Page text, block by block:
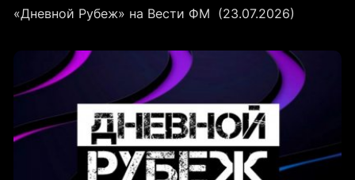
«Дневной Рубеж» на Вести ФМ (23.07.2026)